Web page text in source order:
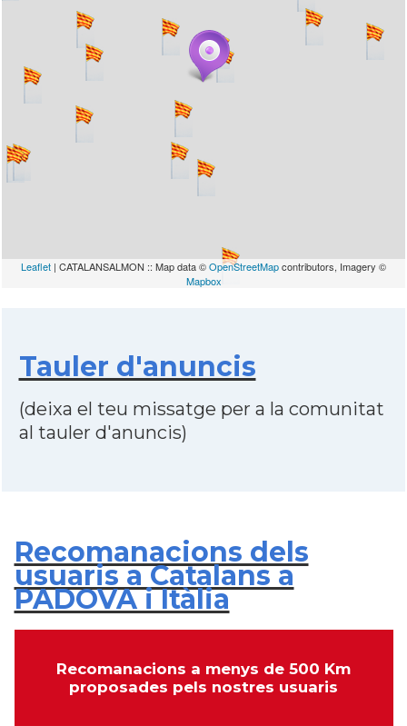
Leaflet | CATALANSALMON :: Map data ©OpenStreetMapcontributors, Imagery ©
Mapbox
Tauler d'anuncis
(deixa el teu missatge per a la comunitat
al tauler d'anuncis)
Recomanacions dels
usuaris a Catalans a
PADOVA i Itàlia
Recomanacions a menys de 500 Km
proposades pels nostres usuaris